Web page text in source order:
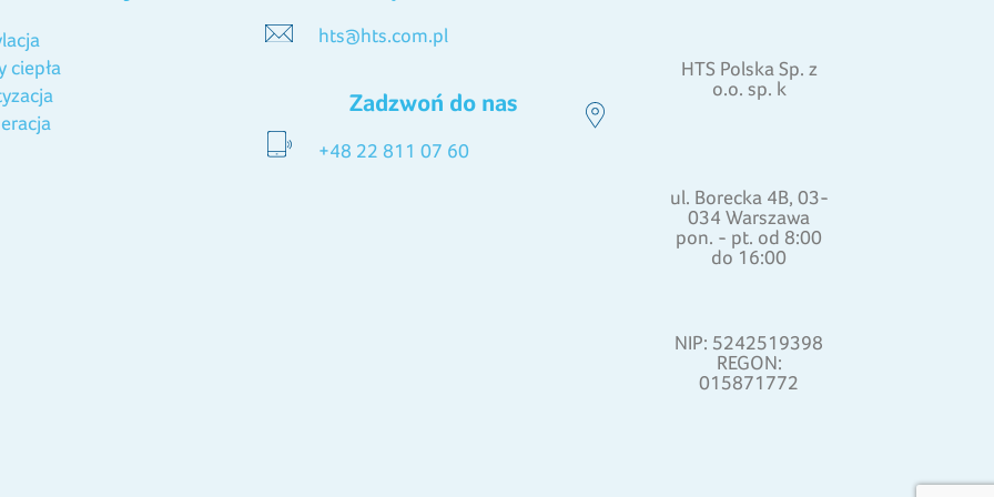
ciepła
hts@hts.com.pl
Zadzwoń do nas
+48 22 811 07 60
HTS Polska Sp. z
o.o. sp. k
ul. Borecka 4B, 03-
034 Warszawa
pon. - pt. od 8:00
do 16:00
NIP: 5242519398
REGON:
015871772